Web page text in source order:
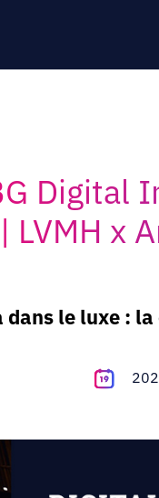
Digital
LVMH x
le luxe :